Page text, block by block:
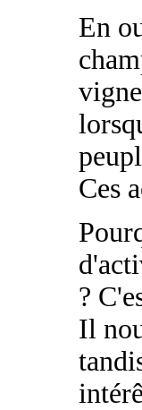
En
Ces
?
Il